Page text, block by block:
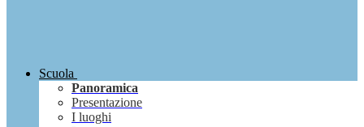
Scuola
Panoramica
Presentazione
I luoghi